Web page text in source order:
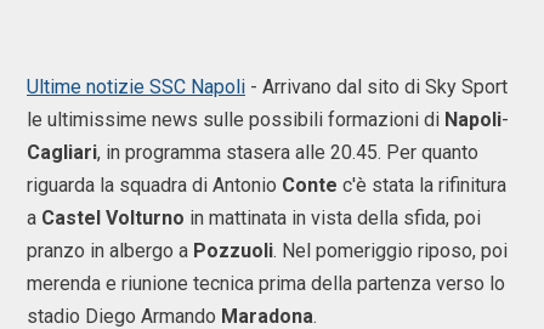
Ultime notizie SSC Napoli - Arrivano dal sito di Sky Sport
le ultimissime news sulle possibili formazioni di Napoli-
Cagliari, in programma stasera alle 20.45. Per quanto
riguarda la squadra di Antonio Conte c'è stata la rifinitura
a Castel Volturno in mattinata in vista della sfida, poi
pranzo in albergo a Pozzuoli. Nel pomeriggio riposo, poi
merenda e riunione tecnica prima della partenza verso lo
stadio Diego Armando Maradona.